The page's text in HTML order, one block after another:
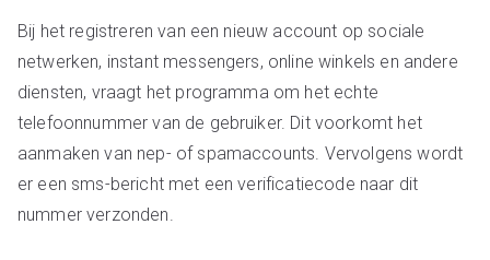
Bij het registreren van een nieuw account op sociale
netwerken, instant messengers, online winkels en andere
diensten, vraagt het programma om het echte
telefoonnummer van de gebruiker. Dit voorkomt het
aanmaken van nep- of spamaccounts. Vervolgens wordt
er een sms-bericht met een verificatiecode naar dit
nummer verzonden.